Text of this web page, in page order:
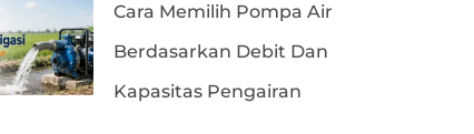
Cara Memilih Pompa Air
Berdasarkan Debit Dan
Kapasitas Pengairan